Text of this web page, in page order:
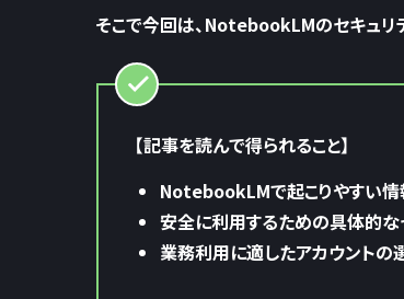
そこで今回は、NotebookLMのセキュリ
【記事を読んで得られること】
NotebookLMで起こりやすい情
安全に利用するための具体的な
業務利用に適したアカウントの